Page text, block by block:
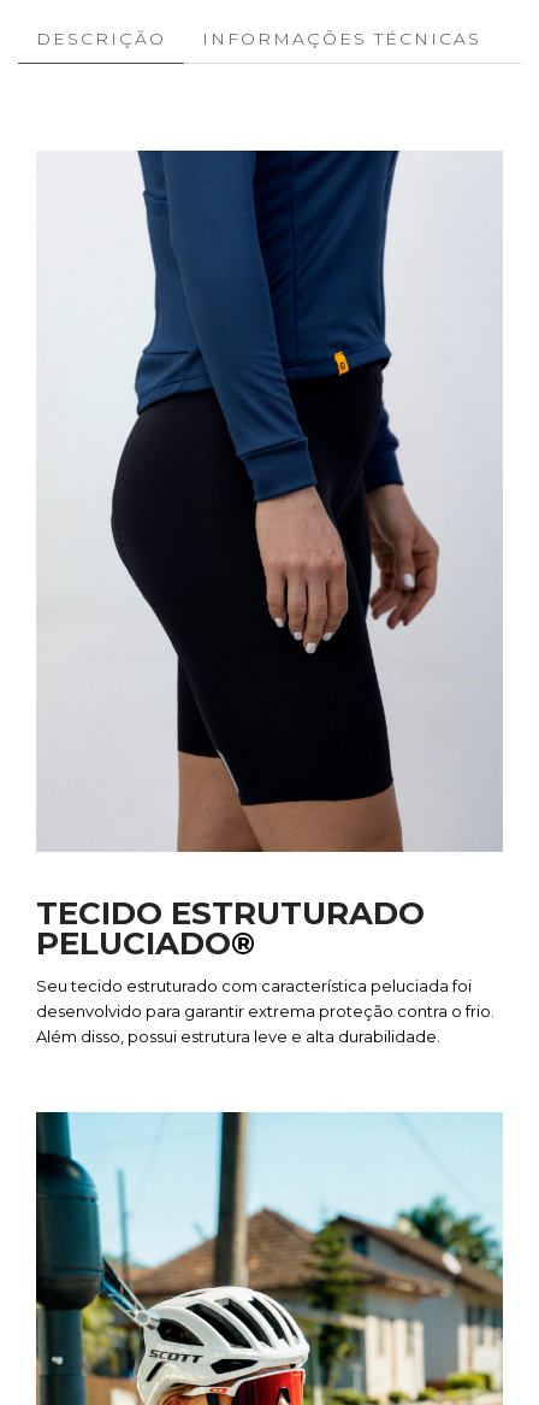
DESCRIÇÃO INFORMAÇÕES TÉCNICAS
TECIDO ESTRUTURADO
PELUCIADO®
Seu tecido estruturado com característica peluciada foi
desenvolvido para garantir extrema proteção contra o frio.
Além disso, possui estrutura leve e alta durabilidade.